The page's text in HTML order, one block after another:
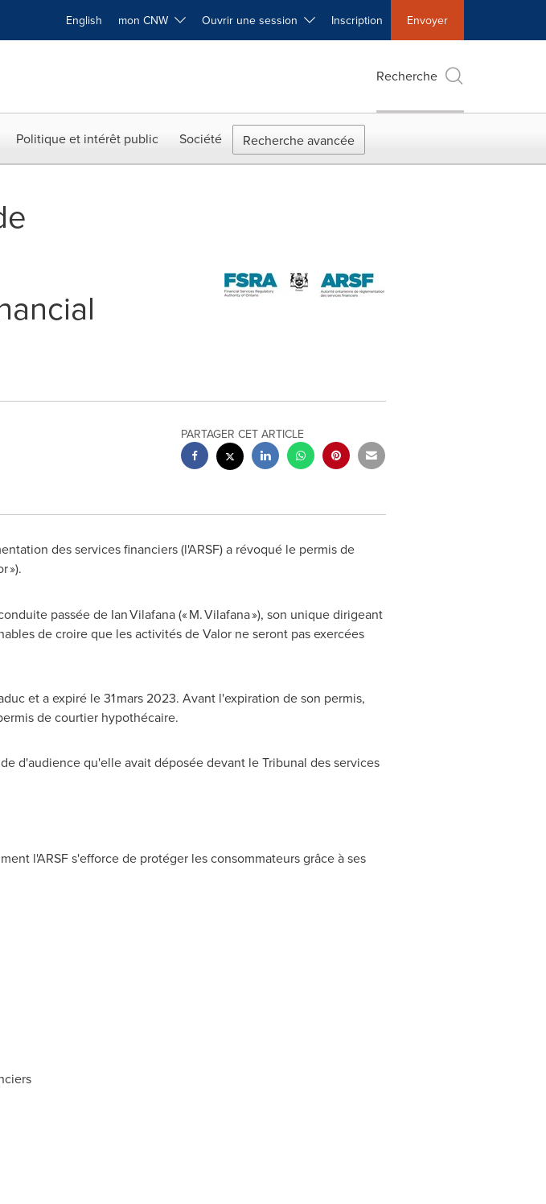
English mon CNW Ouvrir une session Inscription Envoyer
Recherche
Politique et intérêt public Société Recherche avancée
PARTAGER CET ARTICLE
des services financiers (l'ARSF) a révoqué le permis de
»).
passée de Ian Vilafana (« M. Vilafana »), son unique dirigeant
de croire que les activités de Valor ne seront pas exercées
et a expiré le 31 mars 2023. Avant l'expiration de son permis,
de courtier hypothécaire.
d'audience qu'elle avait déposée devant le Tribunal des services
l'ARSF s'efforce de protéger les consommateurs grâce à ses